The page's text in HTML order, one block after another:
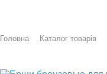
Головна Каталог товарів